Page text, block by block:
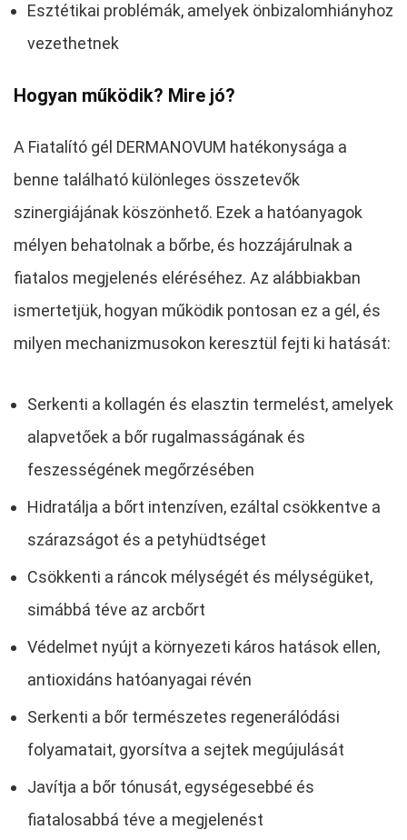
Esztétikai problémák, amelyek önbizalomhiányhoz
vezethetnek
Hogyan működik? Mire jó?
A Fiatalító gél DERMANOVUM hatékonysága a
benne található különleges összetevők
szinergiájának köszönhető. Ezek a hatóanyagok
mélyen behatolnak a bőrbe, és hozzájárulnak a
fiatalos megjelenés eléréséhez. Az alábbiakban
ismertetjük, hogyan működik pontosan ez a gél, és
milyen mechanizmusokon keresztül fejti ki hatását:
Serkenti a kollagén és elasztin termelést, amelyek
alapvetőek a bőr rugalmasságának és
feszességének megőrzésében
Hidratálja a bőrt intenzíven, ezáltal csökkentve a
szárazságot és a petyhüdtséget
Csökkenti a ráncok mélységét és mélységüket,
simábbá téve az arcbőrt
Védelmet nyújt a környezeti káros hatások ellen,
antioxidáns hatóanyagai révén
Serkenti a bőr természetes regenerálódási
folyamatait, gyorsítva a sejtek megújulását
Javítja a bőr tónusát, egységesebbé és
fiatalosabbá téve a megjelenést